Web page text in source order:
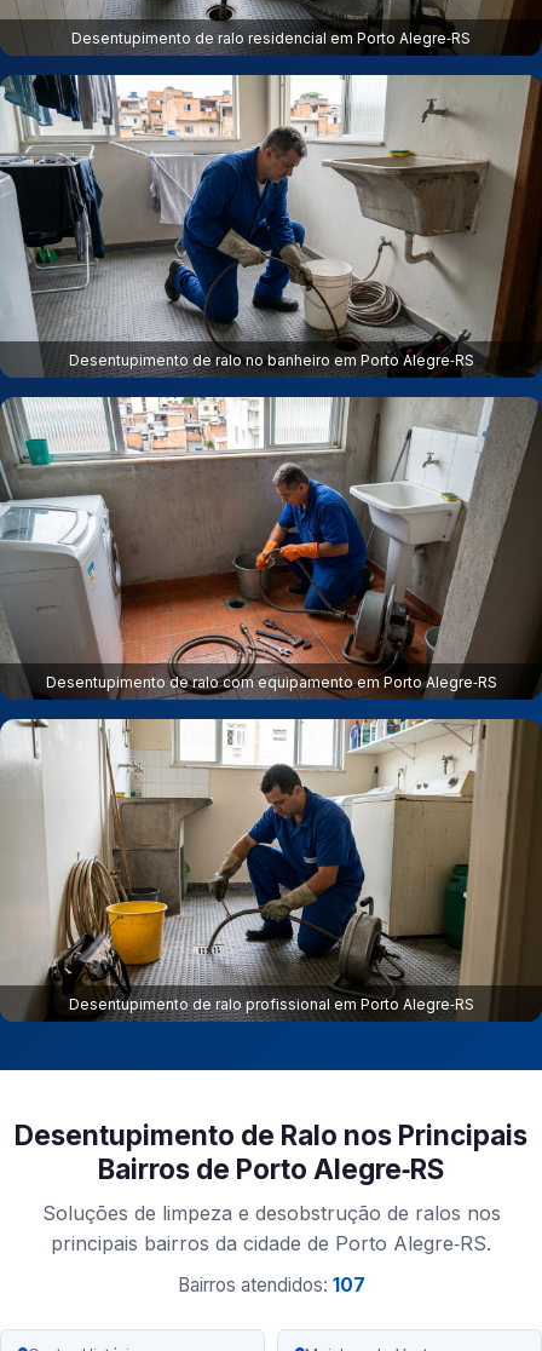
Desentupimento de ralo residencial em Porto Alegre‑RS
Desentupimento de ralo no banheiro em Porto Alegre‑RS
Desentupimento de ralo com equipamento em Porto Alegre‑RS
Desentupimento de ralo profissional em Porto Alegre‑RS
Desentupimento de Ralo nos Principais
Bairros de Porto Alegre‑RS
Soluções de limpeza e desobstrução de ralos nos
principais bairros da cidade de Porto Alegre‑RS.
Bairros atendidos: 107